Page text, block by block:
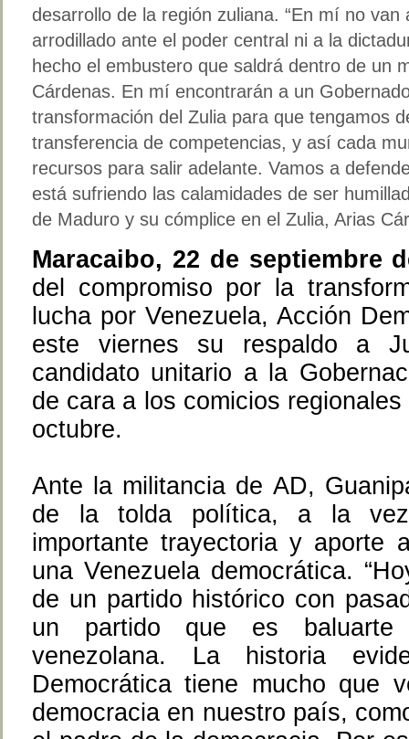
desarrollo de la región zuliana. “En mí no
arrodillado ante el poder central ni a la
hecho el embustero que saldrá dentro de un
Cárdenas. En mí encontrarán a un
transformación del Zulia para que tengamos
transferencia de competencias, y así cada
recursos para salir adelante. Vamos a
está sufriendo las calamidades de ser
de Maduro y su cómplice en el Zulia, Arias
Maracaibo, 22 de septiembre
del compromiso por la
lucha por Venezuela, Acción
este viernes su respaldo a
candidato unitario a la
de cara a los comicios
octubre.
Ante la militancia de AD,
de la tolda política, a la
importante trayectoria y aporte
una Venezuela democrática.
de un partido histórico con
un partido que es baluarte
venezolana. La historia
Democrática tiene mucho que
democracia en nuestro país,